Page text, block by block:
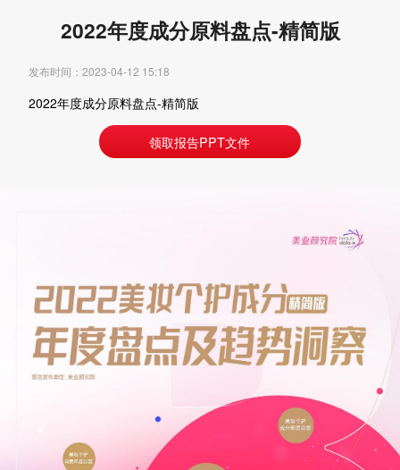
2022年度成分原料盘点-精简版
发布时间：2023-04-12 15:18
2022年度成分原料盘点-精简版
领取报告PPT文件